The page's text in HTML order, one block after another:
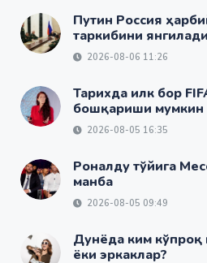
Путин Россия
таркибини янгилади
2026-08-06 11:26
Тарихда илк бор
бошқариши мумкин
2026-08-05 16:35
Роналду тўйига
манба
2026-08-05 09:49
Дунёда ким
ёки эркаклар?